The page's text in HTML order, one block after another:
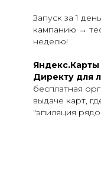
Запуск за 1
кампанию →
неделю!
Директу для
бесплатная
выдаче карт,
"эпиляция